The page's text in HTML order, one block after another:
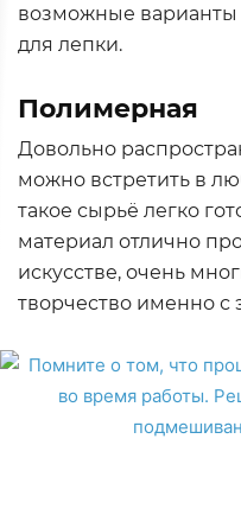
возможные
для лепки.
Полимерная
Довольно
можно встретить в
такое сырьё легко
материал отлично
искусстве, очень
творчество именно с